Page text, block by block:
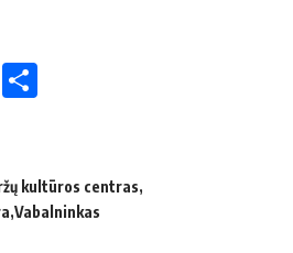
X
kultūros centras
Vabalninkas